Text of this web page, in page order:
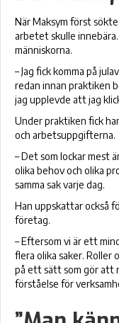
När Maksym först
arbetet skulle
människorna.
– Jag fick komma på
redan innan praktiken
jag upplevde att jag
Under praktiken fick
och arbetsuppgifterna.
– Det som lockar mest
olika behov och olika
samma sak varje dag.
Han uppskattar också
företag.
– Eftersom vi är ett
flera olika saker. Roller
på ett sätt som gör att
förståelse för